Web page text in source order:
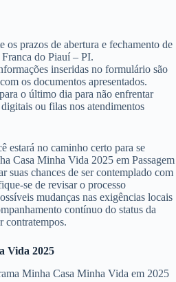
os prazos de abertura e fechamento de
Franca do Piauí – PI.
inseridas no formulário são
os documentos apresentados.
o último dia para não enfrentar
ou filas nos atendimentos
estará no caminho certo para se
Casa Minha Vida 2025 em Passagem
suas chances de ser contemplado com
se de revisar o processo
mudanças nas exigências locais
contínuo do status da
contratempos.
Vida 2025
Minha Casa Minha Vida em 2025